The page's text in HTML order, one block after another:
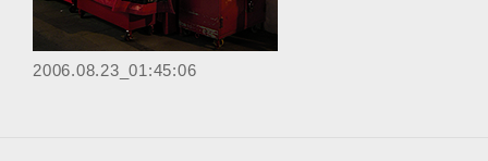
2006.08.23_01:45:06